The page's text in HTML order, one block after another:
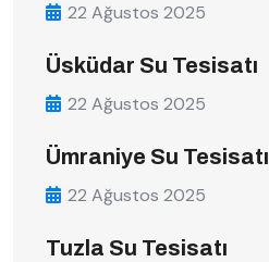
22 Ağustos 2025
Üsküdar Su Tesisatı
22 Ağustos 2025
Ümraniye Su Tesisatı
22 Ağustos 2025
Tuzla Su Tesisatı